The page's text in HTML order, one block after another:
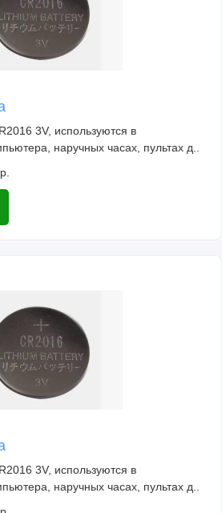
3V, используются в
наручных часах, пультах д..
3V, используются в
наручных часах, пультах д..